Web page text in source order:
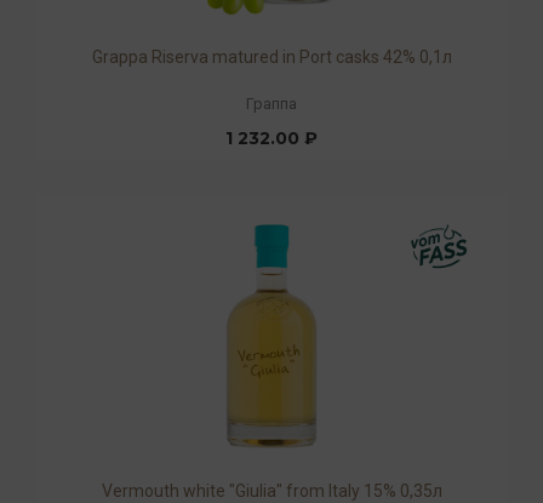
Grappa Riserva matured in Port casks 42% 0,1л
Граппа
1 232.00 ₽
Vermouth white "Giulia" from Italy 15% 0,35л